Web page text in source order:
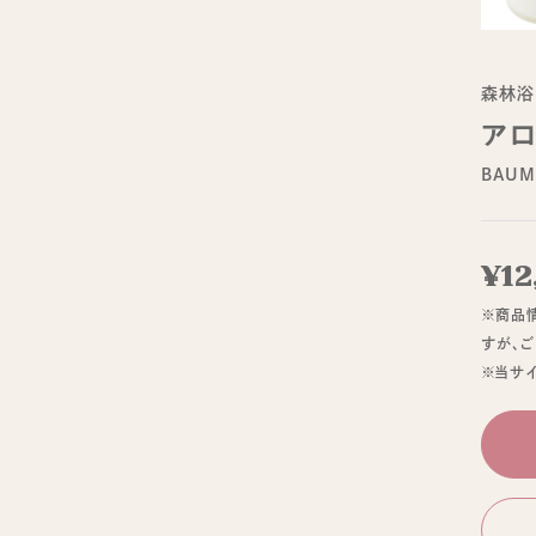
森林浴
ア
※商品
すが、
※当サ